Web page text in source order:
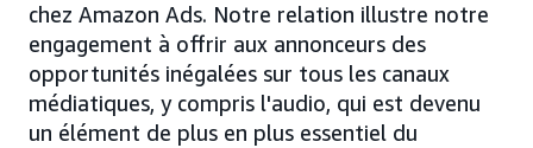
chez Amazon Ads. Notre relation illustre notre
engagement à offrir aux annonceurs des
opportunités inégalées sur tous les canaux
médiatiques, y compris l'audio, qui est devenu
un élément de plus en plus essentiel du